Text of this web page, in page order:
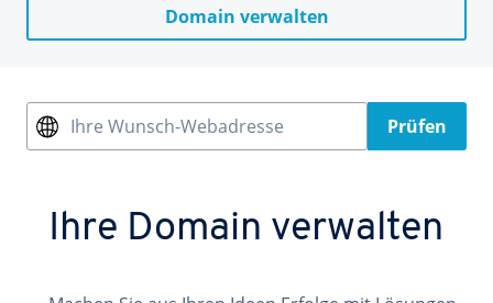
Domain verwalten
Ihre Wunsch-Webadresse Prüfen
Ihre Domain verwalten